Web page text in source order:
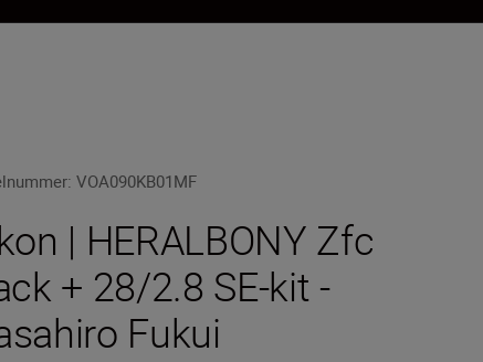
:VOA090KB01MF
| HERALBONY Zfc
+ 28/2.8 SE-kit -
Fukui